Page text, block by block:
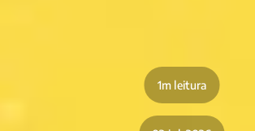
1m leitura